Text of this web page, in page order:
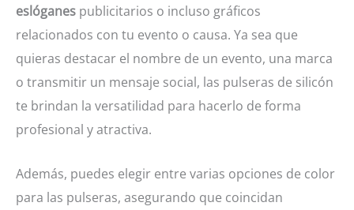
eslóganes publicitarios o incluso gráficos
relacionados con tu evento o causa. Ya sea que
quieras destacar el nombre de un evento, una marca
o transmitir un mensaje social, las pulseras de silicón
te brindan la versatilidad para hacerlo de forma
profesional y atractiva.
Además, puedes elegir entre varias opciones de color
para las pulseras, asegurando que coincidan